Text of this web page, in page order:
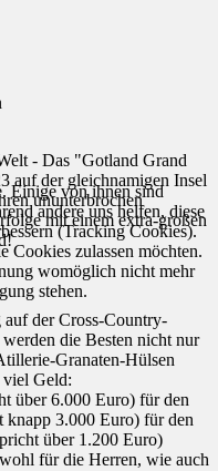
- Das "Gotland Grand
auf der gleichnamigen Insel
ununterbrochen
mit einem extra-großen
der Cross-Country-
die Besten nicht nur
Granaten-Hülsen
viel Geld:
über 6.000 Euro) für den
knapp 3.000 Euro) für den
über 1.200 Euro)
für die Herren, wie auch
Einige von ihnen sind
andere uns helfen, diese
(Tracking Cookies).
Cookies zulassen möchten.
womöglich nicht mehr
stehen.